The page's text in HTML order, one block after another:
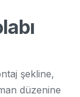
şekline,
düzenine